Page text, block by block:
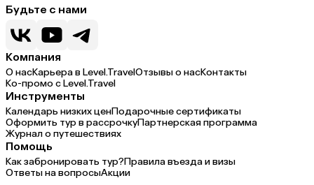
Будьте с нами
Компания
О насКарьера в Level.TravelОтзывы о насКонтакты
Ко-промо с Level.Travel
Инструменты
Календарь низких ценПодарочные сертификаты
Оформить тур в рассрочкуПартнерская программа
Журнал о путешествиях
Помощь
Как забронировать тур?Правила въезда и визы
Ответы на вопросыАкции